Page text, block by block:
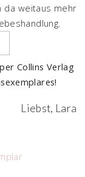
da weitaus mehr
Collins Verlag
Liebst, Lara